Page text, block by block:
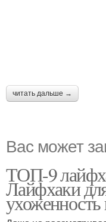
читать дальше →
Вас может
ТОП-9
Лайфхаки
ухоженность